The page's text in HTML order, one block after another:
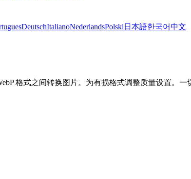
DeutschItalianoNederlandsPolski 日本語한국어中文
格式之间转换图片。为有损格式调整质量设置。